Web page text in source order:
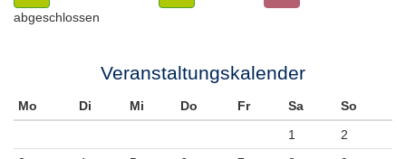
abgeschlossen
Veranstaltungskalender
Mo Di Mi Do Fr Sa
So
1
2